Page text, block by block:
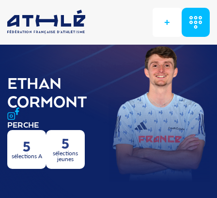
+
ETHAN
CORMONT
PERCHE
5
sélections A
5
sélections
jeunes